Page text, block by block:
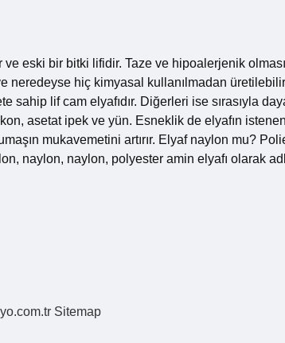
eski bir bitki lifidir. Taze ve hipoalerjenik
neredeyse hiç kimyasal kullanılmadan
lif cam elyafıdır. Diğerleri ise sırasıyla
asetat ipek ve yün. Esneklik de elyafın istenen
mukavemetini artırır. Elyaf naylon mu?
naylon, naylon, polyester amin elyafı olarak
Sitemap